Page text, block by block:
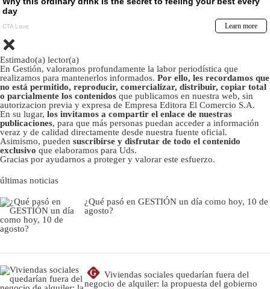
Estimado(a) lector(a)
En Gestión, valoramos profundamente la labor periodística que
realizamos para mantenerlos informados. Por ello, les recordamos que
no está permitido, reproducir, comercializar, distribuir, copiar total
o parcialmente los contenidos que publicamos en nuestra web, sin
autorizacion previa y expresa de Empresa Editora El Comercio S.A.
En su lugar, los invitamos a compartir el enlace de nuestras
publicaciones, para que más personas puedan acceder a información
veraz y de calidad directamente desde nuestra fuente oficial.
Asimismo, pueden suscribirse y disfrutar de todo el contenido
exclusivo que elaboramos para Uds.
Gracias por ayudarnos a proteger y valorar este esfuerzo.
últimas noticias
¿Qué pasó en GESTIÓN un día como hoy, 10 de
agosto?
G
Viviendas sociales quedarían fuera del
negocio de alquiler: la propuesta del gobierno